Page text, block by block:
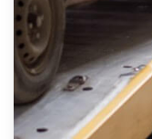
Wij kunnen u
eigenlijk alle
Chevrolet, Citroën,
Kia, Mazda,
Peugeot, Porsche,